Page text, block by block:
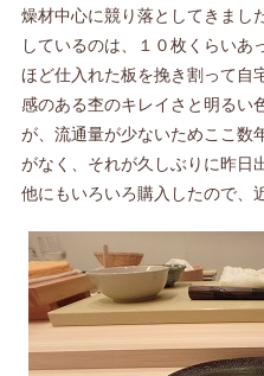
燥材中心に競り落としてきまし
しているのは、１０枚くらいあ
ほど仕入れた板を挽き割って自
感のある杢のキレイさと明るい
が、流通量が少ないためここ数
がなく、それが久しぶりに昨日
他にもいろいろ購入したので、